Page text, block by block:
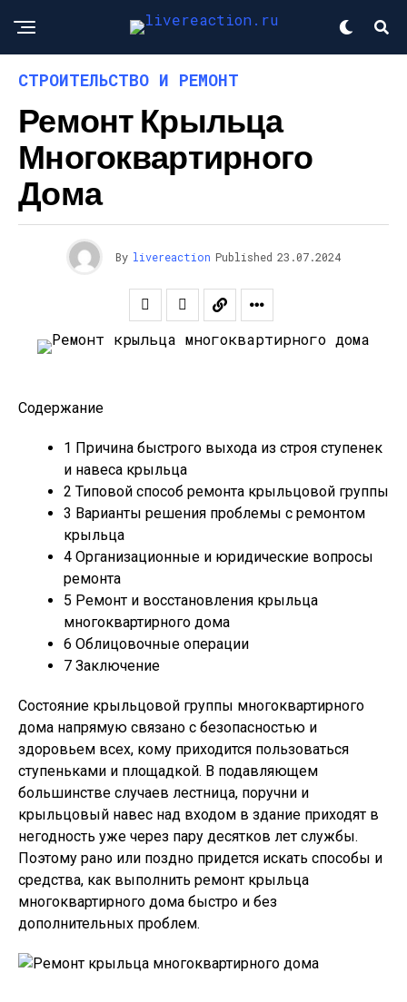
СТРОИТЕЛЬСТВО И РЕМОНТ
Ремонт Крыльца
Многоквартирного
Дома
By livereaction Published 23.07.2024
Содержание
1 Причина быстрого выхода из строя ступенек
и навеса крыльца
2 Типовой способ ремонта крыльцовой группы
3 Варианты решения проблемы с ремонтом
крыльца
4 Организационные и юридические вопросы
ремонта
5 Ремонт и восстановления крыльца
многоквартирного дома
6 Облицовочные операции
7 Заключение
Состояние крыльцовой группы многоквартирного
дома напрямую связано с безопасностью и
здоровьем всех, кому приходится пользоваться
ступеньками и площадкой. В подавляющем
большинстве случаев лестница, поручни и
крыльцовый навес над входом в здание приходят в
негодность уже через пару десятков лет службы.
Поэтому рано или поздно придется искать способы и
средства, как выполнить ремонт крыльца
многоквартирного дома быстро и без
дополнительных проблем.